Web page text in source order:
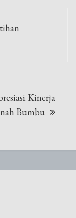
Kinerja
Bumbu